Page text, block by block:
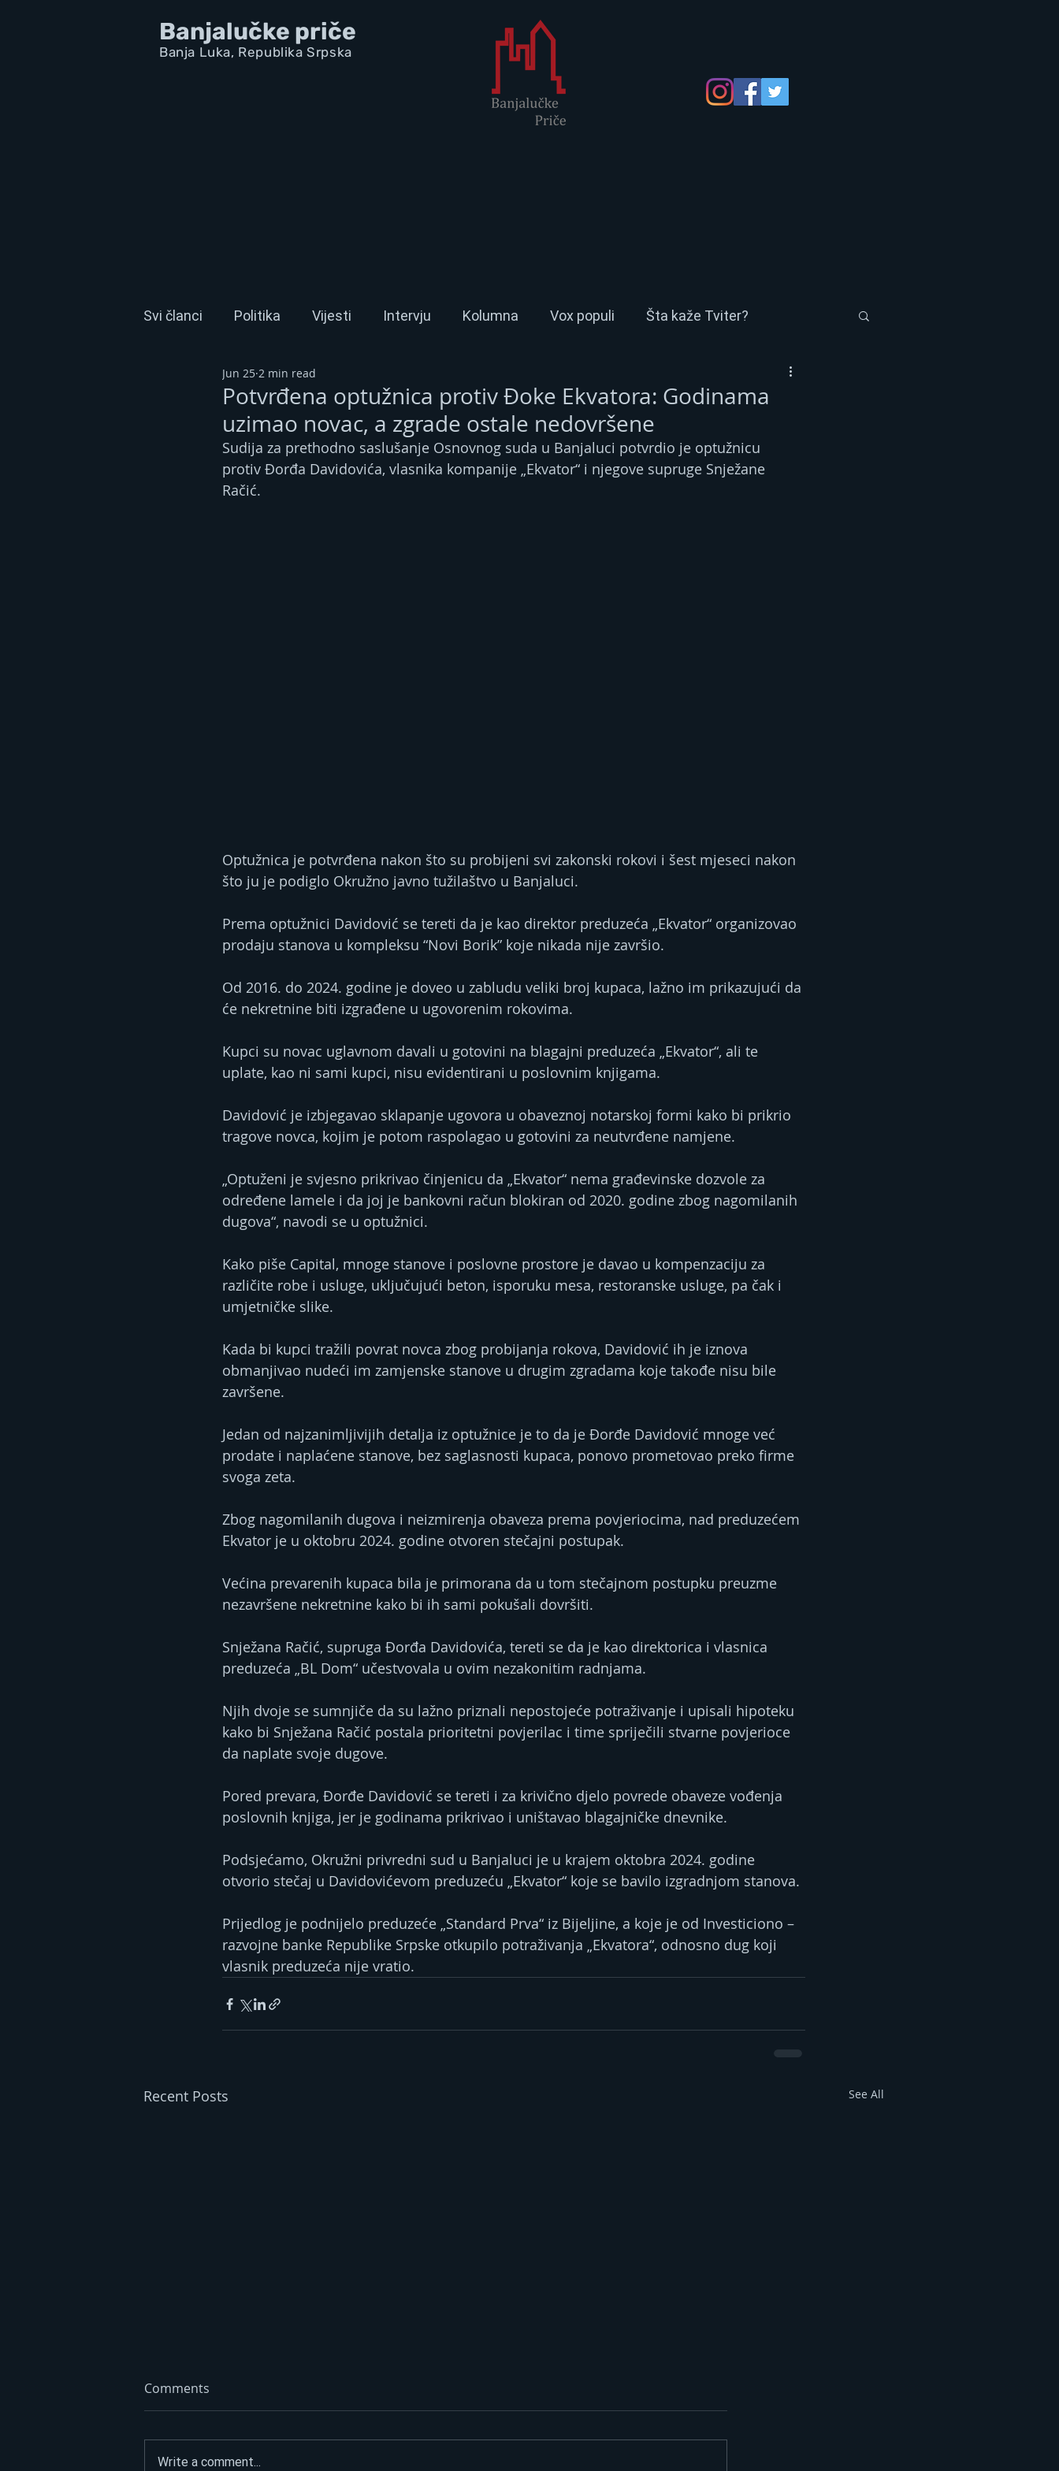
Banjalučke priče
Banja Luka, Republika Srpska
Svi članci Politika Vijesti Intervju Kolumna Vox populi Šta kaže Tviter?
Potvrđena optužnica protiv Đoke Ekvatora: Godinama
uzimao novac, a zgrade ostale nedovršene
Jun 25 2 min read
Sudija za prethodno saslušanje Osnovnog suda u Banjaluci potvrdio je optužnicu
protiv Đorđa Davidovića, vlasnika kompanije „Ekvator“ i njegove supruge Snježane
Račić.
Optužnica je potvrđena nakon što su probijeni svi zakonski rokovi i šest mjeseci nakon
što ju je podiglo Okružno javno tužilaštvo u Banjaluci.
Prema optužnici Davidović se tereti da je kao direktor preduzeća „Ekvator“ organizovao
prodaju stanova u kompleksu “Novi Borik” koje nikada nije završio.
Od 2016. do 2024. godine je doveo u zabludu veliki broj kupaca, lažno im prikazujući da
će nekretnine biti izgrađene u ugovorenim rokovima.
Kupci su novac uglavnom davali u gotovini na blagajni preduzeća „Ekvator“, ali te
uplate, kao ni sami kupci, nisu evidentirani u poslovnim knjigama.
Davidović je izbjegavao sklapanje ugovora u obaveznoj notarskoj formi kako bi prikrio
tragove novca, kojim je potom raspolagao u gotovini za neutvrđene namjene.
„Optuženi je svjesno prikrivao činjenicu da „Ekvator“ nema građevinske dozvole za
određene lamele i da joj je bankovni račun blokiran od 2020. godine zbog nagomilanih
dugova“, navodi se u optužnici.
Kako piše Capital, mnoge stanove i poslovne prostore je davao u kompenzaciju za
različite robe i usluge, uključujući beton, isporuku mesa, restoranske usluge, pa čak i
umjetničke slike.
Kada bi kupci tražili povrat novca zbog probijanja rokova, Davidović ih je iznova
obmanjivao nudeći im zamjenske stanove u drugim zgradama koje takođe nisu bile
završene.
Jedan od najzanimljivijih detalja iz optužnice je to da je Đorđe Davidović mnoge već
prodate i naplaćene stanove, bez saglasnosti kupaca, ponovo prometovao preko firme
svoga zeta.
Zbog nagomilanih dugova i neizmirenja obaveza prema povjeriocima, nad preduzećem
Ekvator je u oktobru 2024. godine otvoren stečajni postupak.
Većina prevarenih kupaca bila je primorana da u tom stečajnom postupku preuzme
nezavršene nekretnine kako bi ih sami pokušali dovršiti.
Snježana Račić, supruga Đorđa Davidovića, tereti se da je kao direktorica i vlasnica
preduzeća „BL Dom“ učestvovala u ovim nezakonitim radnjama.
Njih dvoje se sumnjiče da su lažno priznali nepostojeće potraživanje i upisali hipoteku
kako bi Snježana Račić postala prioritetni povjerilac i time spriječili stvarne povjerioce
da naplate svoje dugove.
Pored prevara, Đorđe Davidović se tereti i za krivično djelo povrede obaveze vođenja
poslovnih knjiga, jer je godinama prikrivao i uništavao blagajničke dnevnike.
Podsjećamo, Okružni privredni sud u Banjaluci je u krajem oktobra 2024. godine
otvorio stečaj u Davidovićevom preduzeću „Ekvator“ koje se bavilo izgradnjom stanova.
Prijedlog je podnijelo preduzeće „Standard Prva“ iz Bijeljine, a koje je od Investiciono –
razvojne banke Republike Srpske otkupilo potraživanja „Ekvatora“, odnosno dug koji
vlasnik preduzeća nije vratio.
Recent Posts See All
Comments
Write a comment...